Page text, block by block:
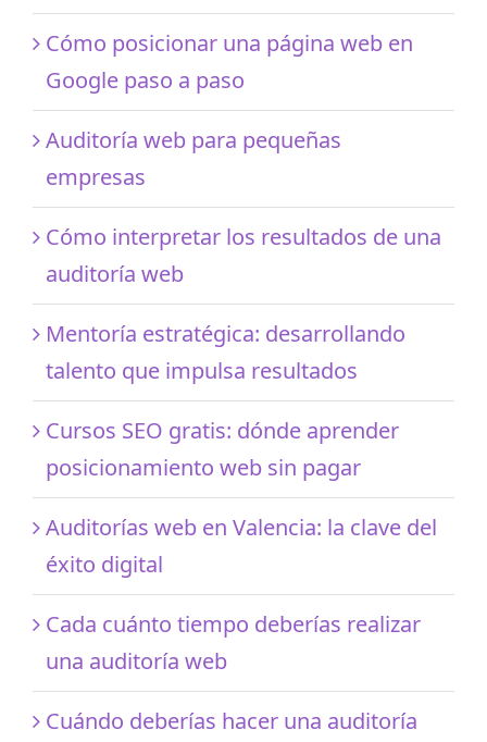
Cómo posicionar una página web en
Google paso a paso
Auditoría web para pequeñas
empresas
Cómo interpretar los resultados de una
auditoría web
Mentoría estratégica: desarrollando
talento que impulsa resultados
Cursos SEO gratis: dónde aprender
posicionamiento web sin pagar
Auditorías web en Valencia: la clave del
éxito digital
Cada cuánto tiempo deberías realizar
una auditoría web
Cuándo deberías hacer una auditoría